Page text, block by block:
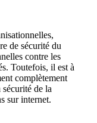
de sécurité du
contre les
Toutefois, il est à
complètement
de la
sur internet.